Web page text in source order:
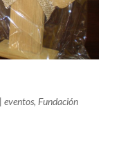
eventos, Fundación